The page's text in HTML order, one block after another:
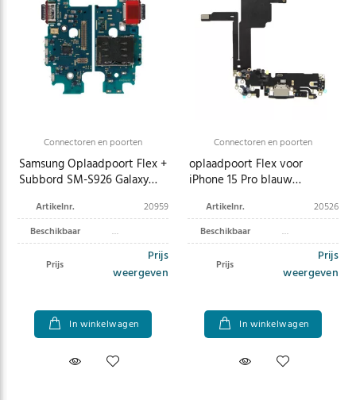
Connectoren en poorten
Samsung Oplaadpoort Flex +
Subbord SM-S926 Galaxy
Artikelnr.
20959
Beschikbaar
Prijs
Prijs
weergeven
In winkelwagen
Connectoren en poorten
oplaadpoort Flex voor
iPhone 15 Pro blauw
Artikelnr.
20526
Beschikbaar
Prijs
Prijs
weergeven
In winkelwagen